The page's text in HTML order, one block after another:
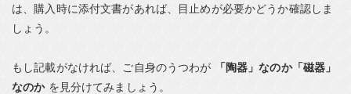
は、購入時に添付文書があれば、目止めが必要かどうか確認しま
しょう。
もし記載がなければ、ご自身のうつわが
「陶器」なのか「磁器」
なのかを見分けてみましょう。